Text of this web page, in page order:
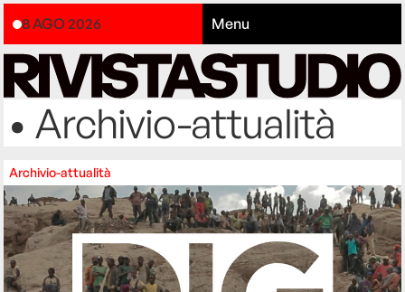
8 AGO 2026 Menu
• Archivio-attualità
Archivio-attualità